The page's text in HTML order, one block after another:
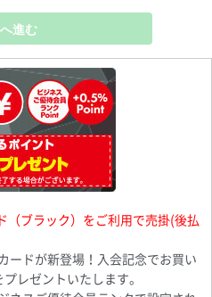
（ブラック）をご利用で売掛(後払
ードが新登場！入会記念でお買い
レゼントいたします。